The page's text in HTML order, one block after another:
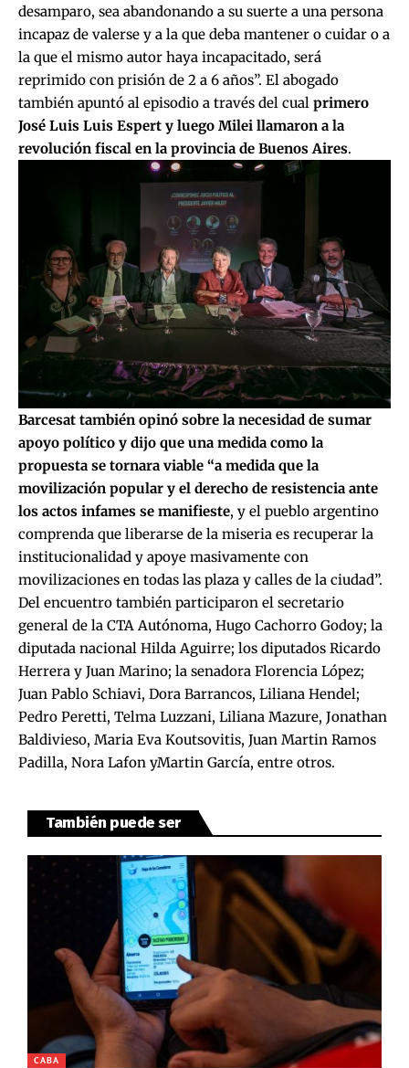
desamparo, sea abandonando a su suerte a una persona
incapaz de valerse y a la que deba mantener o cuidar o a
la que el mismo autor haya incapacitado, será
reprimido con prisión de 2 a 6 años”. El abogado
también apuntó al episodio a través del cual primero
José Luis Luis Espert y luego Milei llamaron a la
revolución fiscal en la provincia de Buenos Aires.
Barcesat también opinó sobre la necesidad de sumar
apoyo político y dijo que una medida como la
propuesta se tornara viable “a medida que la
movilización popular y el derecho de resistencia ante
los actos infames se manifieste, y el pueblo argentino
comprenda que liberarse de la miseria es recuperar la
institucionalidad y apoye masivamente con
movilizaciones en todas las plaza y calles de la ciudad”.
Del encuentro también participaron el secretario
general de la CTA Autónoma, Hugo Cachorro Godoy; la
diputada nacional Hilda Aguirre; los diputados Ricardo
Herrera y Juan Marino; la senadora Florencia López;
Juan Pablo Schiavi, Dora Barrancos, Liliana Hendel;
Pedro Peretti, Telma Luzzani, Liliana Mazure, Jonathan
Baldivieso, Maria Eva Koutsovitis, Juan Martin Ramos
Padilla, Nora Lafon yMartin García, entre otros.
También puede ser
CABA